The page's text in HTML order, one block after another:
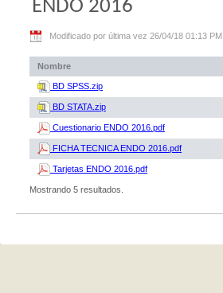
ENDO 2016
Modificado por última vez 26/04/18 01:13 PM
Nombre
BD SPSS.zip
BD STATA.zip
Cuestionario ENDO 2016.pdf
FICHA TECNICA ENDO 2016.pdf
Tarjetas ENDO 2016.pdf
Mostrando 5 resultados.